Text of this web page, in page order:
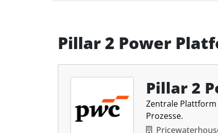
Pillar 2 Power
Pillar 2
Zentrale
Prozesse.